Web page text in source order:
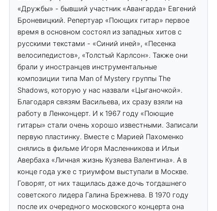
«Дружбы» - бывший участник «Авангарда» Евгений
Броневицкий. Репертуар «Поющих гитар» первое
время в основном состоял из западных хитов с
русскими текстами - «Синий иней», «Песенка
велосипедистов», «Толстый Карлсон». Также они
брали у иностранцев инструментальные
композиции типа Man of Mystery группы The
Shadows, которую у нас назвали «Цыганочкой».
Благодаря связям Васильева, их сразу взяли на
работу в Ленконцерт. И к 1967 году «Поющие
гитары» стали очень хорошо известными. Записали
первую пластинку. Вместе с Марией Пахоменко
снялись в фильме Игоря Масленникова и Ильи
Авербаха «Личная жизнь Кузяева Валентина». А в
конце года уже с триумфом выступали в Москве.
Говорят, от них тащилась даже дочь тогдашнего
советского лидера Галина Брежнева. В 1970 году
после их очередного московского концерта она